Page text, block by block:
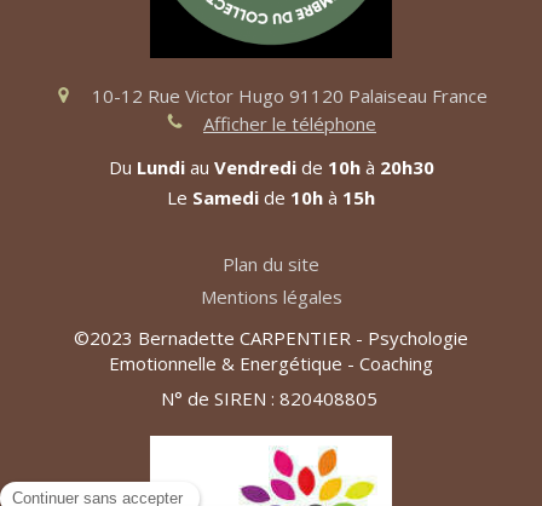
10-12 Rue Victor Hugo 91120 Palaiseau France
Afficher le téléphone
Du Lundiau Vendredide 10hà 20h30
Le Samedi de 10h à 15h
Plan du site
Mentions légales
©2023 Bernadette CARPENTIER - Psychologie
Emotionnelle & Energétique - Coaching
N° de SIREN : 820408805